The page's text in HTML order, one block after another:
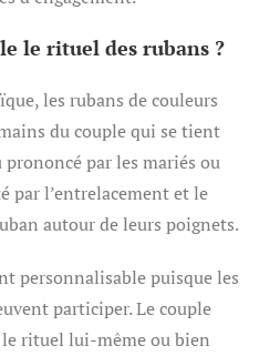
le rituel des rubans ?
les rubans de couleurs
du couple qui se tient
prononcé par les mariés ou
par l’entrelacement et le
autour de leurs poignets.
personnalisable puisque les
participer. Le couple
le rituel lui-même ou bien